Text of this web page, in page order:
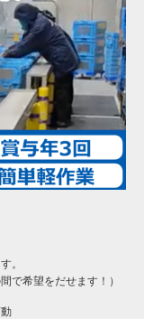
。
で希望をだせます！）